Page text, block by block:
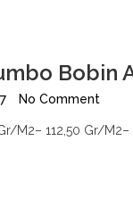
Bobin
No Comment
M2– 112,50 Gr/